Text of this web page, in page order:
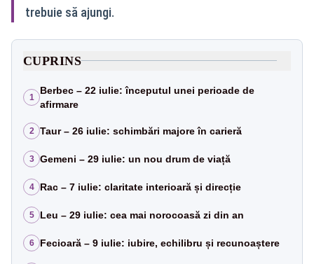
trebuie să ajungi.
CUPRINS
1
Berbec – 22 iulie: începutul unei perioade de
afirmare
2 Taur – 26 iulie: schimbări majore în carieră
3 Gemeni – 29 iulie: un nou drum de viață
4 Rac – 7 iulie: claritate interioară și direcție
5 Leu – 29 iulie: cea mai norocoasă zi din an
6 Fecioară – 9 iulie: iubire, echilibru și recunoaștere